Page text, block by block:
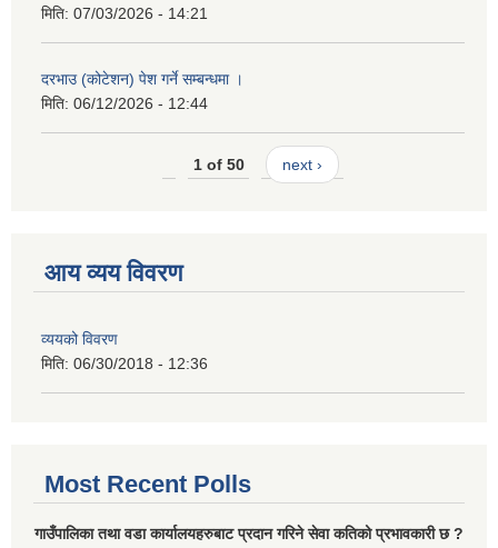
मिति: 07/03/2026 - 14:21
दरभाउ (कोटेशन) पेश गर्ने सम्बन्धमा ।
मिति: 06/12/2026 - 12:44
1 of 50 next ›
आय व्यय विवरण
व्ययको विवरण
मिति: 06/30/2018 - 12:36
Most Recent Polls
गाउँपालिका तथा वडा कार्यालयहरुबाट प्रदान गरिने सेवा कतिको प्रभावकारी छ ?